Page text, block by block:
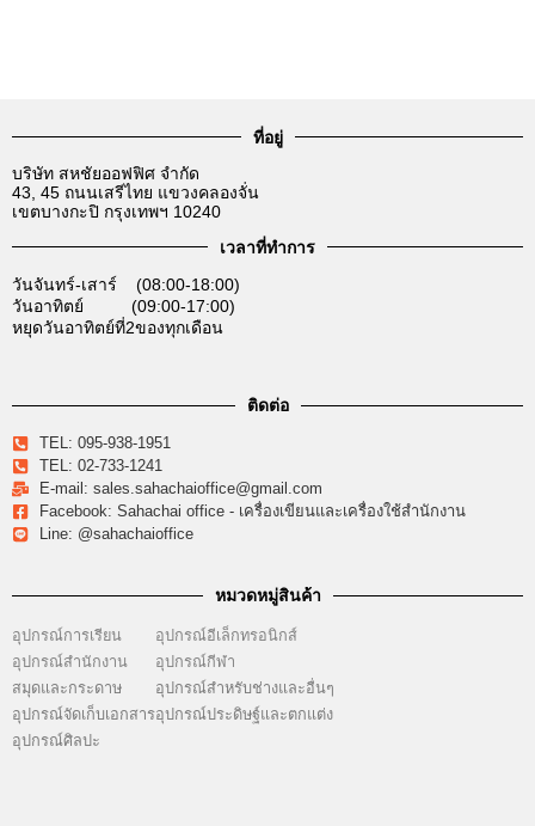
ที่อยู่
บริษัท สหชัยออฟฟิศ จำกัด
43, 45 ถนนเสรีไทย แขวงคลองจั่น
เขตบางกะปิ กรุงเทพฯ 10240
เวลาที่ทำการ
วันจันทร์-เสาร์ (08:00-18:00)
วันอาทิตย์ (09:00-17:00)
หยุดวันอาทิตย์ที่2ของทุกเดือน
ติดต่อ
TEL: 095-938-1951
TEL: 02-733-1241
E-mail: sales.sahachaioffice@gmail.com
Facebook: Sahachai office - เครื่องเขียนและเครื่องใช้สำนักงาน
Line: @sahachaioffice
หมวดหมู่สินค้า
อุปกรณ์การเรียน
อุปกรณ์สำนักงาน
สมุดและกระดาษ
อุปกรณ์จัดเก็บเอกสาร
อุปกรณ์ศิลปะ
อุปกรณ์อีเล็กทรอนิกส์
อุปกรณ์กีฬา
อุปกรณ์สำหรับช่างและอื่นๆ
อุปกรณ์ประดิษฐ์และตกแต่ง